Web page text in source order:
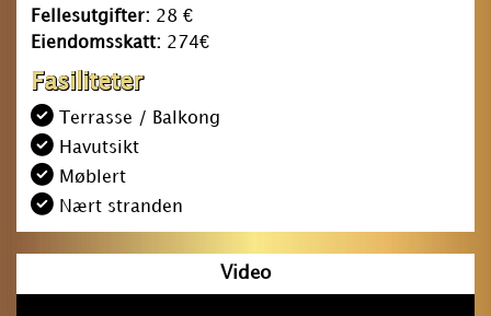
Fellesutgifter: 28 €
Eiendomsskatt: 274€
Fasiliteter
Terrasse / Balkong
Havutsikt
Møblert
Nært stranden
Video